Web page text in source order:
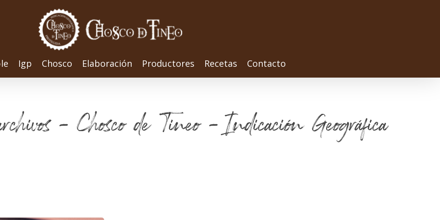
Igp Chosco Elaboración Productores Recetas Contacto
- Chosco de Tineo - Indicación Geográfica